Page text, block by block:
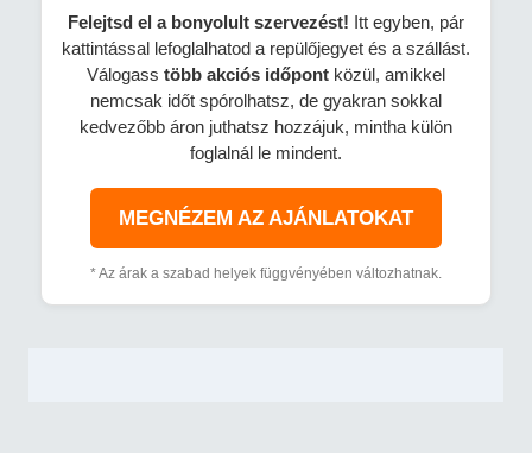
Felejtsd el a bonyolult szervezést! Itt egyben, pár
kattintással lefoglalhatod a repülőjegyet és a szállást.
Válogass több akciós időpont közül, amikkel
nemcsak időt spórolhatsz, de gyakran sokkal
kedvezőbb áron juthatsz hozzájuk, mintha külön
foglalnál le mindent.
MEGNÉZEM AZ AJÁNLATOKAT
* Az árak a szabad helyek függvényében változhatnak.